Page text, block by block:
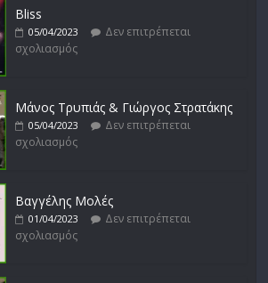
Bliss
05/04/2023
Δεν επιτρέπεται
σχολιασμός
Μάνος Τρυπιάς & Γιώργος Στρατάκης
05/04/2023
Δεν επιτρέπεται
σχολιασμός
Βαγγέλης Μολές
01/04/2023
Δεν επιτρέπεται
σχολιασμός